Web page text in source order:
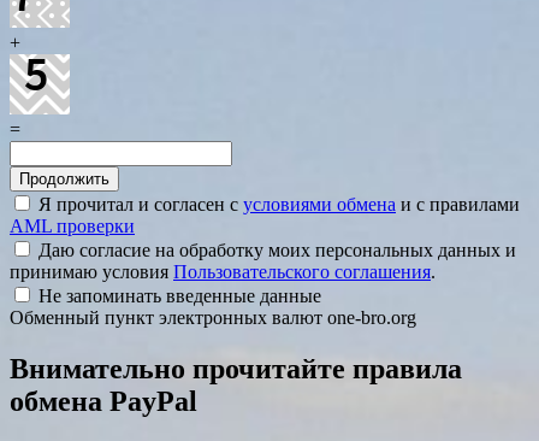
+
=
Я прочитал и согласен с условиями обмена и с правилами
AML проверки
Даю согласие на обработку моих персональных данных и
принимаю условия Пользовательского соглашения.
Не запоминать введенные данные
Обменный пункт электронных валют one-bro.org
Внимательно прочитайте правила
обмена PayPal